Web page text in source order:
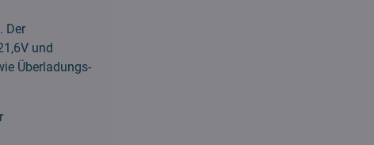
Der
und
Überladungs-